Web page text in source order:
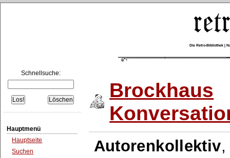
Die Retro-Bibliothek |
Schnellsuche:
Hauptmenü
Hauptseite
Suchen
Brockhaus
Autorenkollektiv